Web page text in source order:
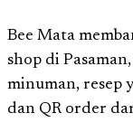
Bee Mata
shop di
minuman, resep
dan QR order